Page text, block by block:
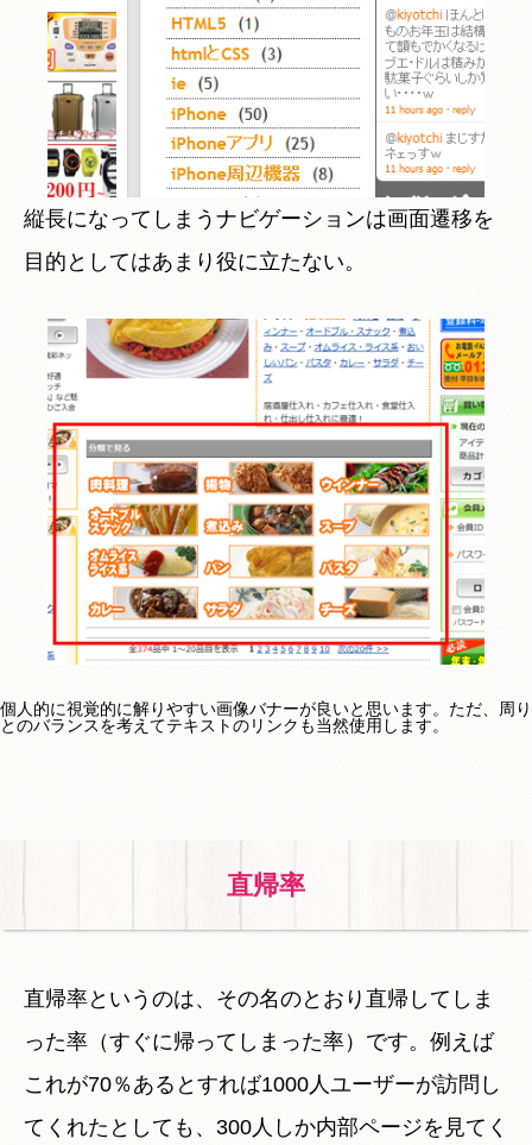
縦長になってしまうナビゲーションは画面遷移を
目的としてはあまり役に立たない。
個人的に視覚的に解りやすい画像バナーが良いと思います。ただ、周り
とのバランスを考えてテキストのリンクも当然使用します。
直帰率
直帰率というのは、その名のとおり直帰してしま
った率（すぐに帰ってしまった率）です。例えば
これが70％あるとすれば1000人ユーザーが訪問し
てくれたとしても、300人しか内部ページを見てく